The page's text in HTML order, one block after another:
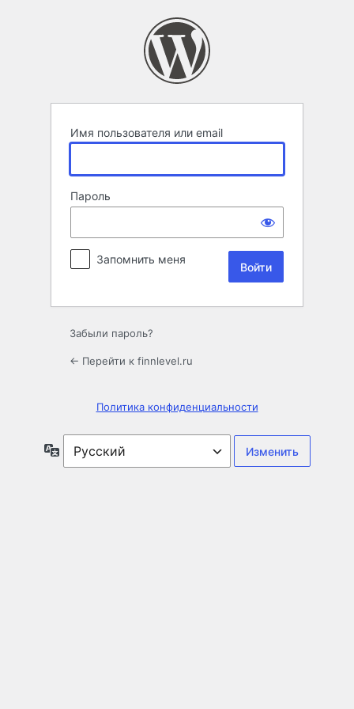
Имя пользователя или email
Пароль
Запомнить меня
Забыли пароль?
← Перейти к finnlevel.ru
Политика конфиденциальности
Язык